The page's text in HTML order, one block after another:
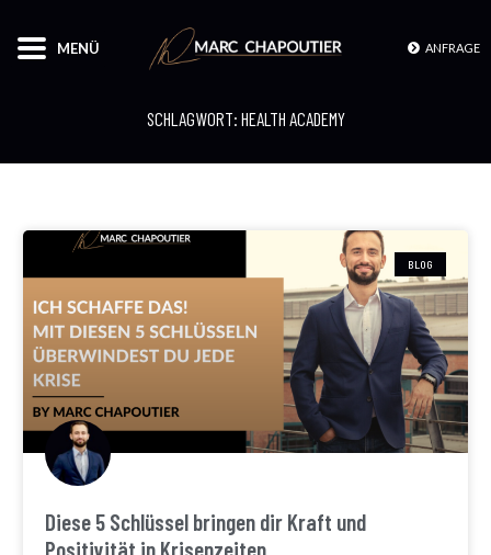
MENÜ ANFRAGE
SCHLAGWORT: HEALTH ACADEMY
BLOG
Diese 5 Schlüssel bringen dir Kraft und
Positivität in Krisenzeiten